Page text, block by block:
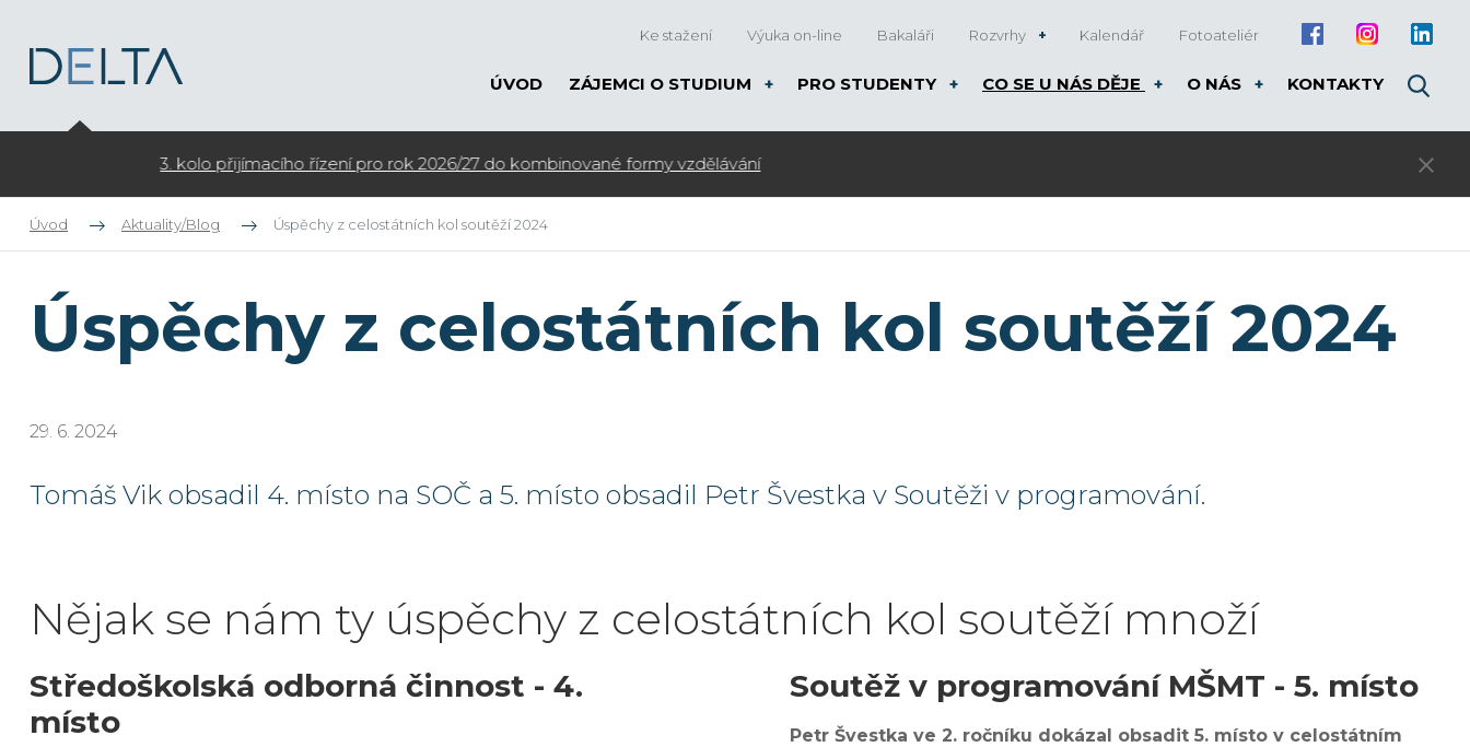
Ke stažení Výuka on-line Bakaláři Rozvrhy Kalendář Fotoateliér
ÚVOD ZÁJEMCI O STUDIUM PRO STUDENTY CO SE U NÁS DĚJE O NÁS KONTAKTY
3. kolo přijímacího řízení pro rok 2026/27 do kombinované formy vzdělávání Otevíráme zápis do kroužků pro ZŠ
Úvod Aktuality/Blog Úspěchy z celostátních kol soutěží 2024
Úspěchy z celostátních kol soutěží 2024
29. 6. 2024
Tomáš Vik obsadil 4. místo na SOČ a 5. místo obsadil Petr Švestka v Soutěži v programování.
Nějak se nám ty úspěchy z celostátních kol soutěží množí
Středoškolská odborná činnost - 4.
místo
Soutěž v programování MŠMT - 5. místo
Petr Švestka ve 2. ročníku dokázal obsadit 5. místo v celostátním